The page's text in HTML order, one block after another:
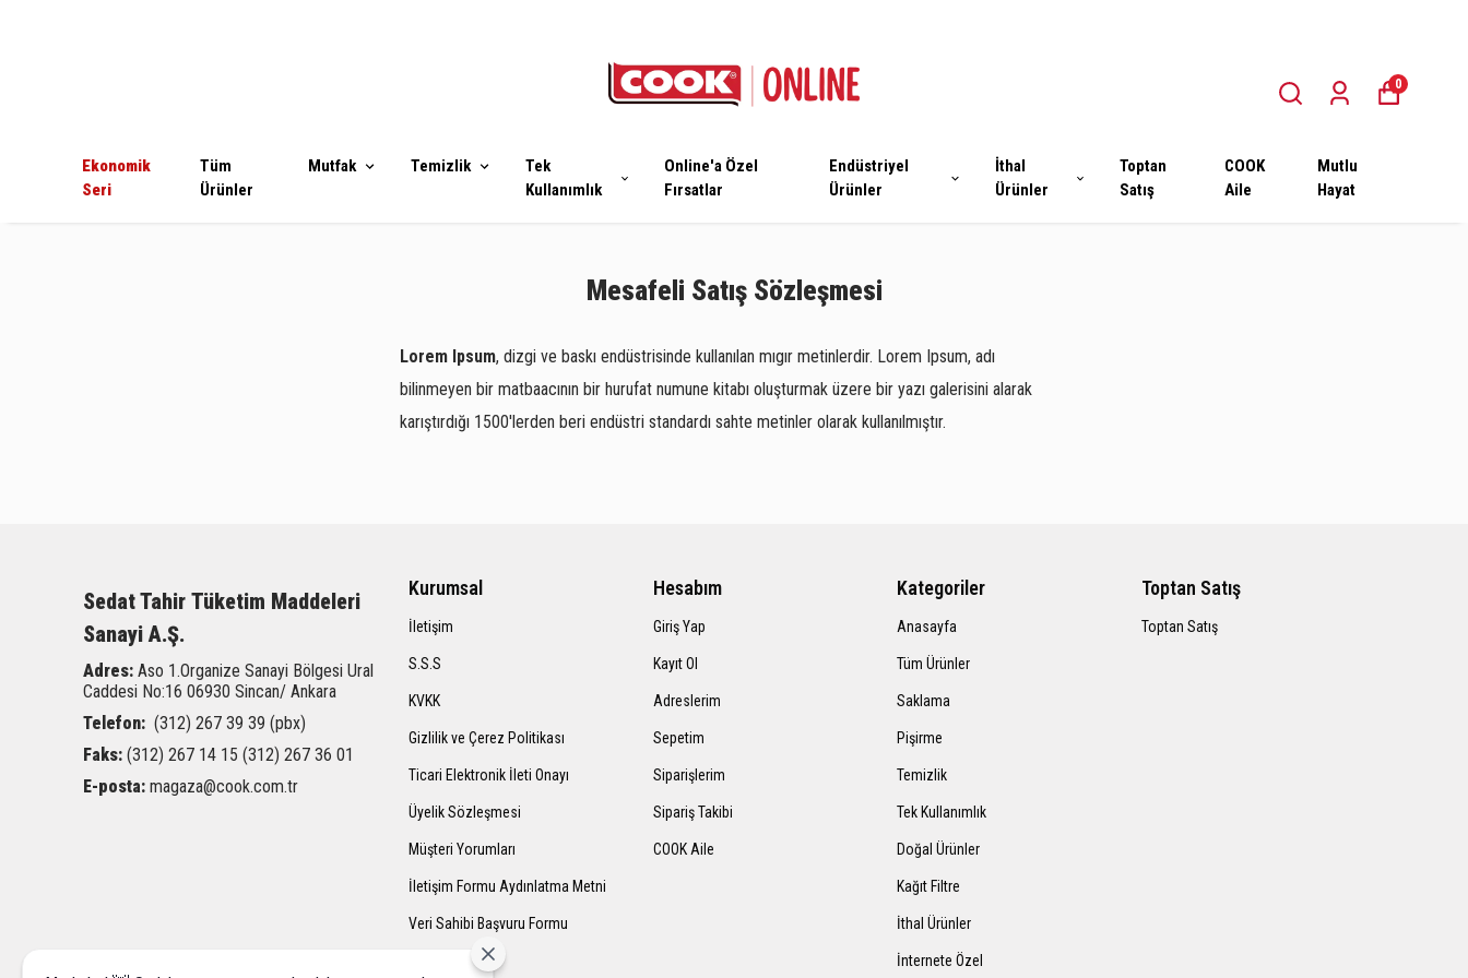
Ekonomik
Seri
Tüm
Ürünler
Mutfak Temizlik
Tek
Kullanımlık
Online'a Özel
Fırsatlar
Endüstriyel
Ürünler
İthal
Ürünler
Toptan
Satış
COOK
Aile
Mutlu
Hayat
0
Mesafeli Satış Sözleşmesi
Lorem Ipsum, dizgi ve baskı endüstrisinde kullanılan mıgır metinlerdir. Lorem Ipsum, adı
bilinmeyen bir matbaacının bir hurufat numune kitabı oluşturmak üzere bir yazı galerisini alarak
karıştırdığı 1500'lerden beri endüstri standardı sahte metinler olarak kullanılmıştır.
Kurumsal
İletişim
S.S.S
KVKK
Gizlilik ve Çerez Politikası
Ticari Elektronik İleti Onayı
Üyelik Sözleşmesi
Müşteri Yorumları
İletişim Formu Aydınlatma Metni
Veri Sahibi Başvuru Formu
Hesabım
Giriş Yap
Kayıt Ol
Adreslerim
Sepetim
Siparişlerim
Sipariş Takibi
COOK Aile
Kategoriler
Anasayfa
Tüm Ürünler
Saklama
Pişirme
Temizlik
Tek Kullanımlık
Doğal Ürünler
Kağıt Filtre
İthal Ürünler
İnternete Özel
Toptan Satış
Toptan Satış
Sedat Tahir Tüketim Maddeleri
Sanayi A.Ş.
Adres: Aso 1.Organize Sanayi Bölgesi Ural
Caddesi No:16 06930 Sincan/ Ankara
Telefon: (312) 267 39 39 (pbx)
Faks: (312) 267 14 15 (312) 267 36 01
E-posta: magaza@cook.com.tr